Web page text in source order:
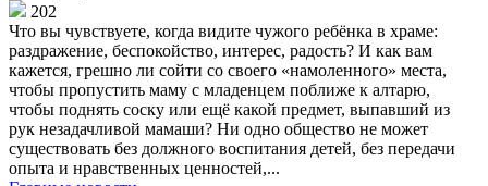
202
Что вы чувствуете, когда видите чужого ребёнка в храме:
раздражение, беспокойство, интерес, радость? И как вам
кажется, грешно ли сойти со своего «намоленного» места,
чтобы пропустить маму с младенцем поближе к алтарю,
чтобы поднять соску или ещё какой предмет, выпавший из
рук незадачливой мамаши? Ни одно общество не может
существовать без должного воспитания детей, без передачи
опыта и нравственных ценностей,...